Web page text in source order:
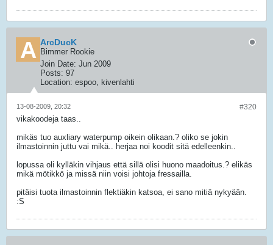
ArcDucK
Bimmer Rookie
Join Date: Jun 2009
Posts: 97
Location: espoo, kivenlahti
#320
13-08-2009, 20:32
vikakoodeja taas..
mikäs tuo auxliary waterpump oikein olikaan.? oliko se jokin
ilmastoinnin juttu vai mikä.. herjaa noi koodit sitä edelleenkin..
lopussa oli kylläkin vihjaus että sillä olisi huono maadoitus.? elikäs
mikä mötikkö ja missä niin voisi johtoja fressailla.
pitäisi tuota ilmastoinnin flektiäkin katsoa, ei sano mitiä nykyään.
:S